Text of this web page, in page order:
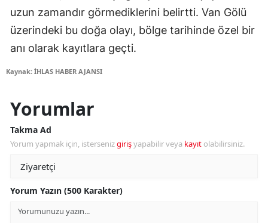
uzun zamandır görmediklerini belirtti. Van Gölü
üzerindeki bu doğa olayı, bölge tarihinde özel bir
anı olarak kayıtlara geçti.
Kaynak: İHLAS HABER AJANSI
Yorumlar
Takma Ad
Yorum yapmak için, istersenizgirişyapabilir veya kayıt olabilirsiniz.
Yorum Yazın (500 Karakter)